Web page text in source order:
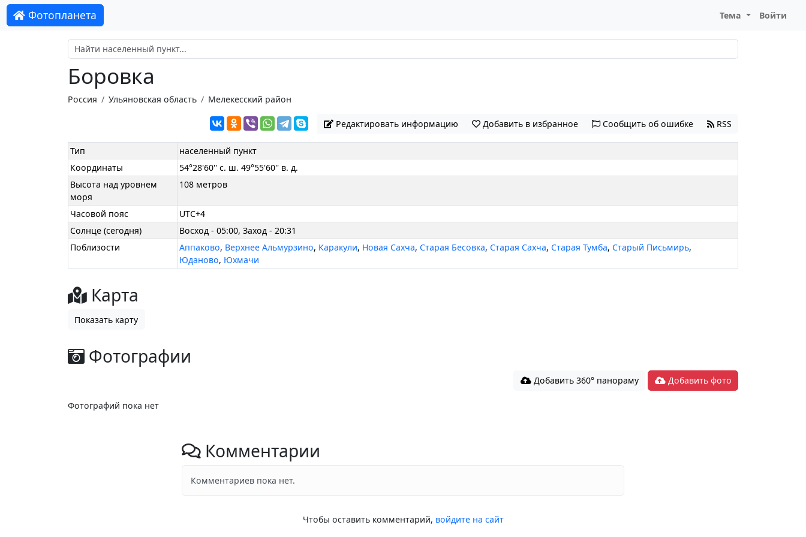
Фотопланета Тема Войти
Боровка
Россия Ульяновская область Мелекесский район
Редактировать информацию Добавить в избранное Сообщить об ошибке RSS
Тип
населенный пункт
Координаты
54°28'60'' с. ш. 49°55'60'' в. д.
Высота над уровнем
моря
108 метров
Часовой пояс
UTC+4
Солнце (сегодня)
Восход - 05:00, Заход - 20:31
Поблизости
Аппаково, Верхнее Альмурзино, Каракули, Новая Сахча, Старая Бесовка, Старая Сахча, Старая Тумба, Старый Письмирь,
Юданово, Юхмачи
Карта
Показать карту
Фотографии
Добавить 360° панораму Добавить фото
Фотографий пока нет
Комментарии
Комментариев пока нет.
Чтобы оставить комментарий, войдите на сайт